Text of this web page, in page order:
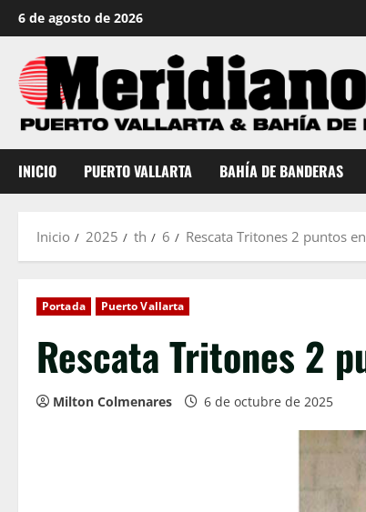
Saltar
al
contenido
6 de agosto de 2026
INICIO PUERTO VALLARTA BAHÍA DE BANDERAS
Inicio 2025 th 6 Rescata Tritones 2 puntos
Portada Puerto Vallarta
Rescata Tritones 2
Milton Colmenares 6 de octubre de 2025